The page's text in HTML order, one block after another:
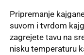
Pripremanje
suvom i tvrdom
zagrejete tavu na
nisku temperaturu